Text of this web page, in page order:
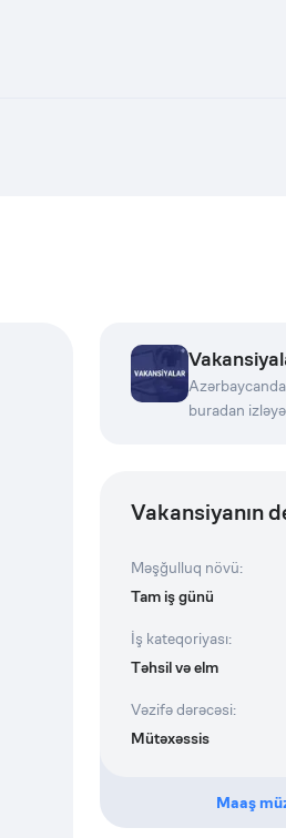
buradan
Vakansiyanın
Məşğulluq növü:
Tam iş günü
İş kateqoriyası:
Təhsil və elm
Vəzifə dərəcəsi:
Mütəxəssis
Maaş